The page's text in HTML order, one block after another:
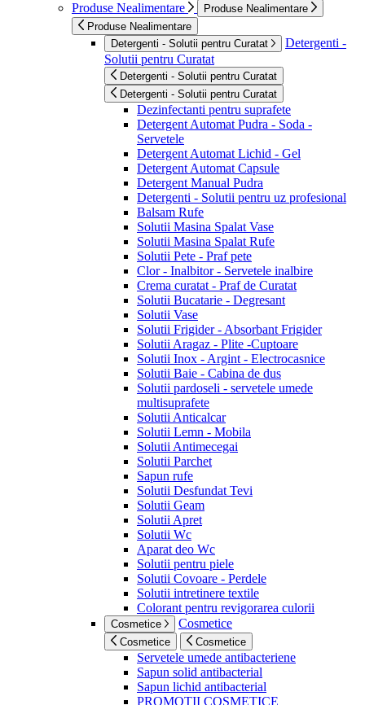
Produse Nealimentare
Produse Nealimentare
Produse Nealimentare
Detergenti - Solutii pentru Curatat
Detergenti -
Solutii pentru Curatat
Detergenti - Solutii pentru Curatat
Detergenti - Solutii pentru Curatat
Dezinfectanti pentru suprafete
Detergent Automat Pudra - Soda -
Servetele
Detergent Automat Lichid - Gel
Detergent Automat Capsule
Detergent Manual Pudra
Detergenti - Solutii pentru uz profesional
Balsam Rufe
Solutii Masina Spalat Vase
Solutii Masina Spalat Rufe
Solutii Pete - Praf pete
Clor - Inalbitor - Servetele inalbire
Crema curatat - Praf de Curatat
Solutii Bucatarie - Degresant
Solutii Vase
Solutii Frigider - Absorbant Frigider
Solutii Aragaz - Plite -Cuptoare
Solutii Inox - Argint - Electrocasnice
Solutii Baie - Cabina de dus
Solutii pardoseli - servetele umede
multisuprafete
Solutii Anticalcar
Solutii Lemn - Mobila
Solutii Antimecegai
Solutii Parchet
Sapun rufe
Solutii Desfundat Tevi
Solutii Geam
Solutii Apret
Solutii Wc
Aparat deo Wc
Solutii pentru piele
Solutii Covoare - Perdele
Solutii intretinere textile
Colorant pentru revigorarea culorii
Cosmetice Cosmetice
Cosmetice Cosmetice
Servetele umede antibacteriene
Sapun solid antibacterial
Sapun lichid antibacterial
PROMOTII COSMETICE